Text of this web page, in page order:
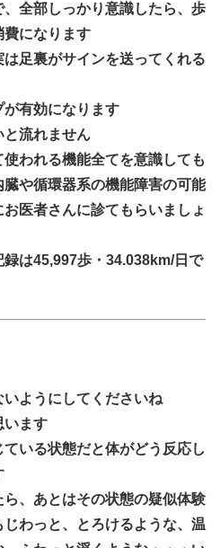
全部しっかり意識したら、歩
費になります
足裏がサインを送ってくれる
有効になります
と流れません
われる機能全てを意識しても
や循環器系の機能障害の可能
医者さんに診てもらいましょ
は45,997歩・34.038km/日で
ようにしてくださいね
います
いる状態だと体がどう反応し
、あとはその状態の疑似体験
わっと、とろけるような、温